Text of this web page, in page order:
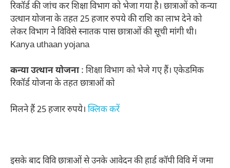
रिकॉर्ड की जांच कर शिक्षा विभाग को भेजा गया है। छात्राओं को कन्या
उत्थान योजना के तहत 25 हजार रुपये की राशि का लाभ देने को
लेकर विभाग ने विविसे स्नातक पास छात्राओं की सूची मांगी थी।
Kanya uthaan yojana
कन्या उत्थान योजना: शिक्षा विभाग को भेजे गए हैं। एकेडमिक
रिकॉर्ड योजना के तहत छात्राओं को
मिलने हैं 25 हजार रुपये। क्लिक करें
इसके बाद विवि छात्राओं से उनके आवेदन की हार्ड कॉपी विवि में जमा